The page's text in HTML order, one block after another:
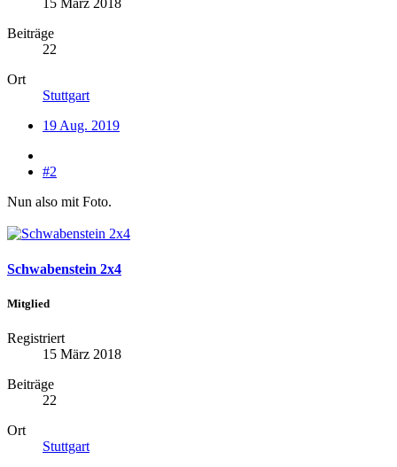
15 März 2018
Beiträge
22
Ort
Stuttgart
19 Aug. 2019
#2
Nun also mit Foto.
Schwabenstein 2x4
Mitglied
Registriert
15 März 2018
Beiträge
22
Ort
Stuttgart